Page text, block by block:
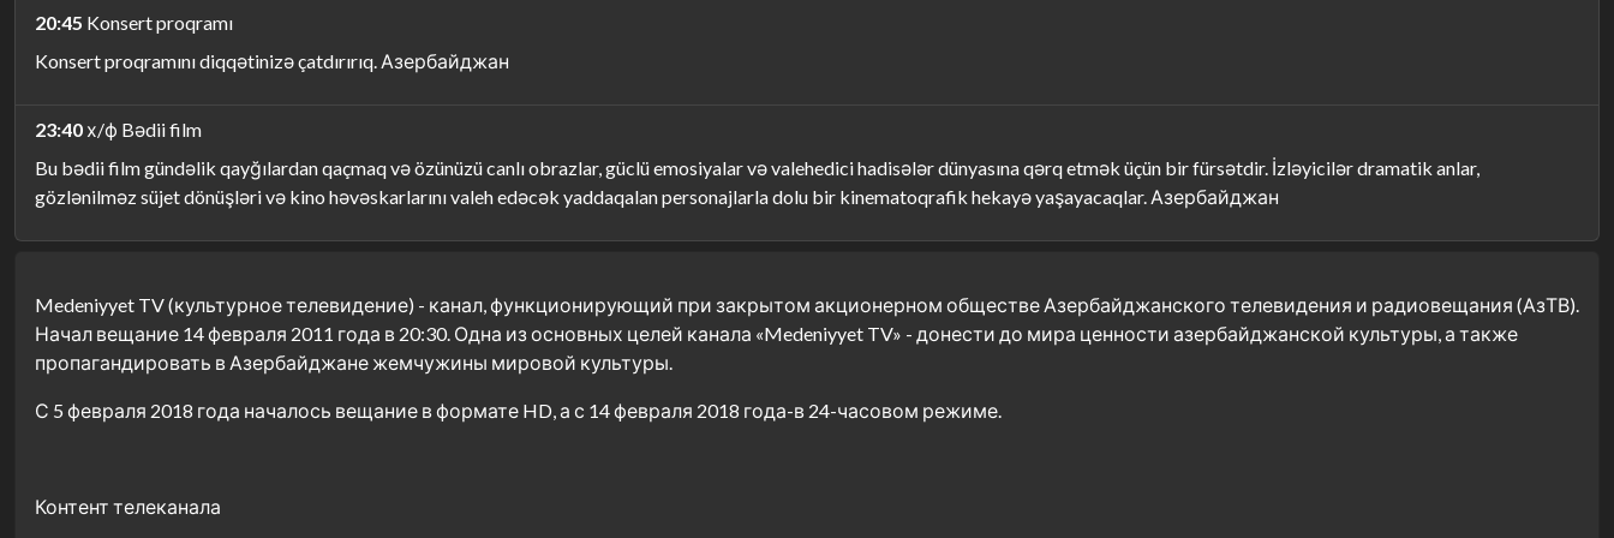
20:45 Konsert proqramı
Konsert proqramını diqqətinizə çatdırırıq. Азербайджан
23:40 х/ф Bədii film
Bu bədii film gündəlik qayğılardan qaçmaq və özünüzü canlı obrazlar, güclü emosiyalar və valehedici hadisələr dünyasına qərq etmək üçün bir fürsətdir. İzləyicilər dramatik anlar,
gözlənilməz süjet dönüşləri və kino həvəskarlarını valeh edəcək yaddaqalan personajlarla dolu bir kinematoqrafik hekayə yaşayacaqlar. Азербайджан
Medeniyyet TV (культурное телевидение) - канал, функционирующий при закрытом акционерном обществе Азербайджанского телевидения и радиовещания (АзТВ).
Начал вещание 14 февраля 2011 года в 20:30. Одна из основных целей канала «Medeniyyet TV» - донести до мира ценности азербайджанской культуры, а также
пропагандировать в Азербайджане жемчужины мировой культуры.
С 5 февраля 2018 года началось вещание в формате HD, а с 14 февраля 2018 года-в 24-часовом режиме.
Контент телеканала